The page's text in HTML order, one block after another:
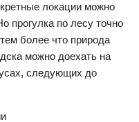
локации можно
прогулка по лесу точно
более что природа
можно доехать на
следующих до